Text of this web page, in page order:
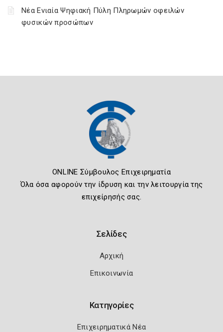
Νέα Ενιαία Ψηφιακή Πύλη Πληρωμών οφειλών
φυσικών προσώπων
ONLINE Σύμβουλος Επιχειρηματία
Όλα όσα αφορούν την ίδρυση και την λειτουργία της
επιχείρησής σας.
Σελίδες
Αρχική
Επικοινωνία
Κατηγορίες
Επιχειρηματικά Νέα